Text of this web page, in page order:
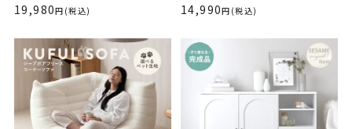
KUFUL(クフル) シープボア調圧縮1Pソファ
4HYS-01-1P
購入者
19,980 (税込) 14,990 (税込)